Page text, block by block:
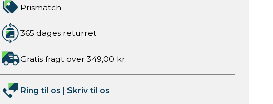
Prismatch
365 dages returret
Gratis fragt over 349,00 kr.
Ring til os | Skriv til os